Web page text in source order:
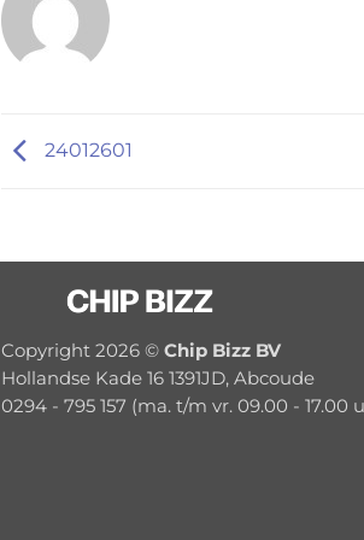
24012601
Copyright 2026 © Chip Bizz BV
Hollandse Kade 16 1391JD, Abcoude
0294 - 795 157 (ma. t/m vr. 09.00 - 17.00